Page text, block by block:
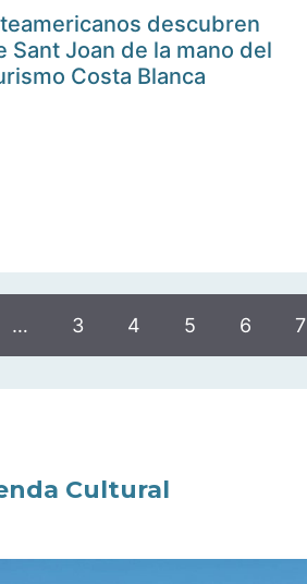
descubren
Sant Joan de la mano del
Costa Blanca
… 3 4 5 6 7
Cultural